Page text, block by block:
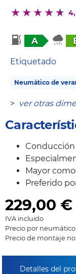
A
Etiquetado
Neumático de
> ver otras
Conducción
Mayor
Preferido
229,00 €
IVA incluido
Precio por neumático
Precio de montaje
Detalles del